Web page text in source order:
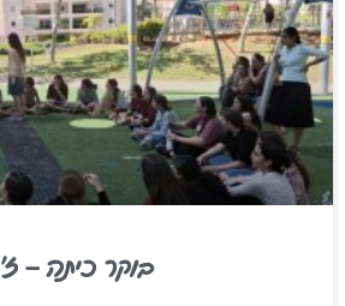
בוקר כיתה – ז'